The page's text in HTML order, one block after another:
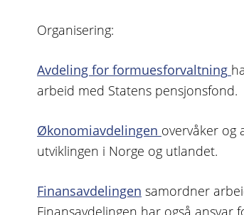
Organisering:
Avdeling for formuesforvaltning
arbeid med Statens pensjonsfond.
Økonomiavdelingen overvåker og
utviklingen i Norge og utlandet.
Finansavdelingen samordner